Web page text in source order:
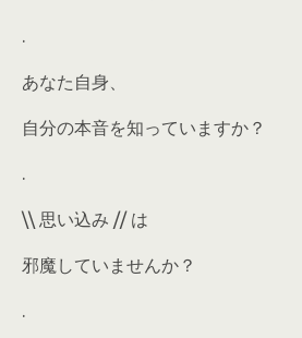
.
あなた自身、
自分の本音を知っていますか？
.
\\ 思い込み // は
邪魔していませんか？
.